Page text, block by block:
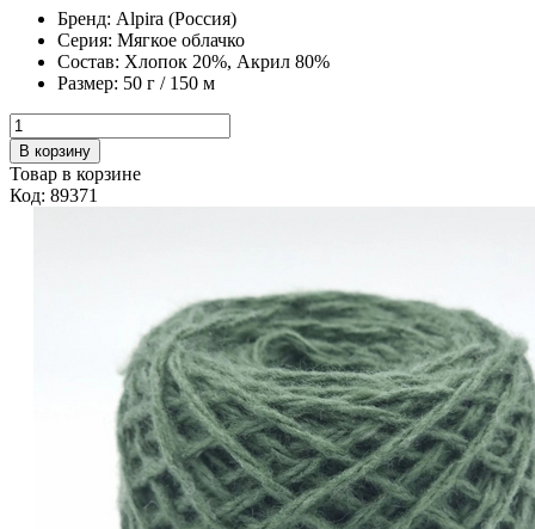
Бренд: Alpira (Россия)
Серия: Мягкое облачко
Состав: Хлопок 20%, Акрил 80%
Размер: 50 г / 150 м
В корзину
Товар в корзине
Код: 89371